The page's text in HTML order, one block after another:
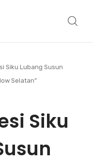
Siku Lubang Susun
Selatan”
Siku